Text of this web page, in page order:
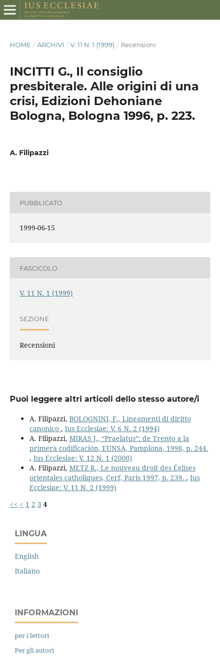
HOME / ARCHIVI / V. 11 N. 1 (1999) / Recensioni
INCITTI G., Il consiglio
presbiterale. Alle origini di una
crisi, Edizioni Dehoniane
Bologna, Bologna 1996, p. 223.
A. Filipazzi
PUBBLICATO
1999-06-15
FASCICOLO
V. 11 N. 1 (1999)
SEZIONE
Recensioni
Puoi leggere altri articoli dello stesso autore/i
A. Filipazzi, BOLOGNINI, F., Lineamenti di diritto
canonico , Ius Ecclesiae: V. 6 N. 2 (1994)
A. Filipazzi, MIRAS J., “Praelatus”: de Trento a la
primera codificación, EUNSA, Pamplona, 1998, p. 244.
, Ius Ecclesiae: V. 12 N. 1 (2000)
A. Filipazzi, METZ R., Le nouveau droit des Églises
orientales catholiques, Cerf, Paris 1997, p. 239. , Ius
Ecclesiae: V. 11 N. 2 (1999)
<< < 1 2 3 4
LINGUA
English
Italiano
INFORMAZIONI
per i lettori
Per gli autori